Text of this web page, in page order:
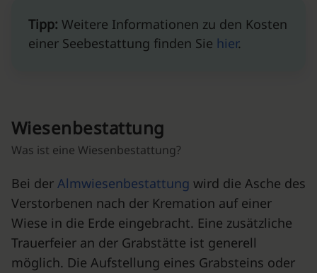
Tipp: Weitere Informationen zu den Kosten
einer Seebestattung finden Sie hier.
Wiesenbestattung
Was ist eine Wiesenbestattung?
Bei der Almwiesenbestattung wird die Asche des
Verstorbenen nach der Kremation auf einer
Wiese in die Erde eingebracht. Eine zusätzliche
Trauerfeier an der Grabstätte ist generell
möglich. Die Aufstellung eines Grabsteins oder